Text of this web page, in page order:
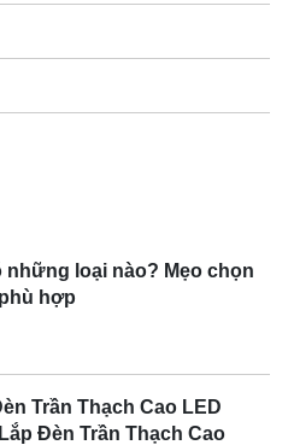
những loại nào? Mẹo chọn
hợp
Trần Thạch Cao LED
Đèn Trần Thạch Cao